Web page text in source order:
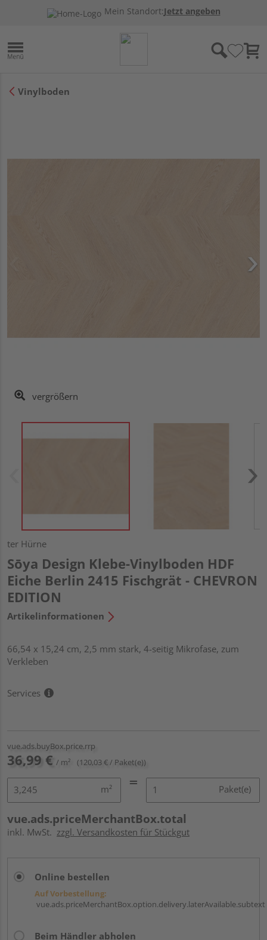
Mein Standort:Jetzt angeben
Vinylboden
vergrößern
ter Hürne
Sōya Design Klebe-Vinylboden HDF
Eiche Berlin 2415 Fischgrät - CHEVRON
EDITION
Artikelinformationen
66,54 x 15,24 cm, 2,5 mm stark, 4-seitig Mikrofase, zum
Verkleben
Services
vue.ads.buyBox.price.rrp
36,99 € / m² (120,03 € / Paket(e))
m² Paket(e)
vue.ads.priceMerchantBox.total
inkl. MwSt. zzgl. Versandkosten für Stückgut
Online bestellen
Auf Vorbestellung:
vue.ads.priceMerchantBox.option.delivery.laterAvailable.subtext
Beim Händler abholen